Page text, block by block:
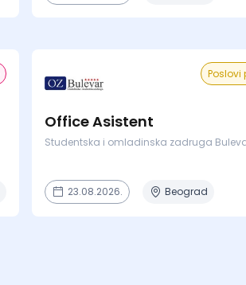
Poslovi
Office Asistent
Studentska i omladinska zadruga
23.08.2026. Beograd